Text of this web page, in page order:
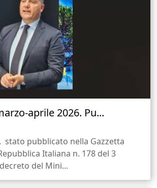
aprile 2026. Pu...
stato pubblicato nella Gazzetta
Italiana n. 178 del 3
del Mini...